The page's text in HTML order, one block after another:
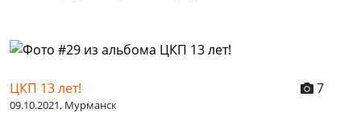
ЦКП 13 лет! 7
09.10.2021, Мурманск